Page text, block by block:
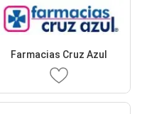
Farmacias Cruz Azul